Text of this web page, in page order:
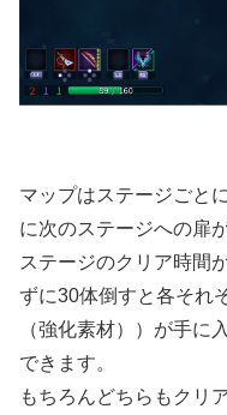
マップはステージごと
に次のステージへの扉
ステージのクリア時間
ずに30体倒すと各それ
（強化素材））が手に
できます。
もちろんどちらもクリ